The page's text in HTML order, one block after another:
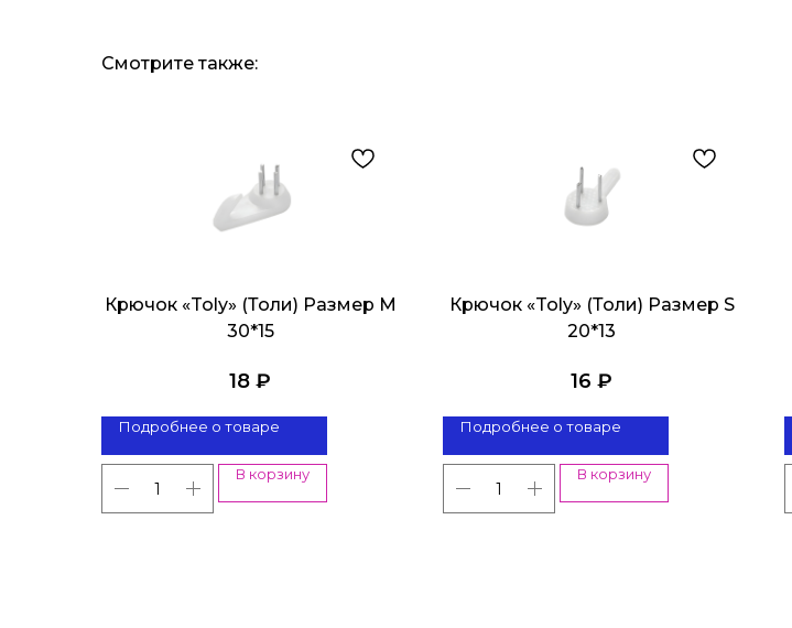
Смотрите также:
Крючок «Toly» (Толи) Размер M
30*15
18 ₽
Подробнее о товаре
В корзину
Крючок «Toly» (Толи) Размер S
20*13
16 ₽
Подробнее о товаре
В корзину